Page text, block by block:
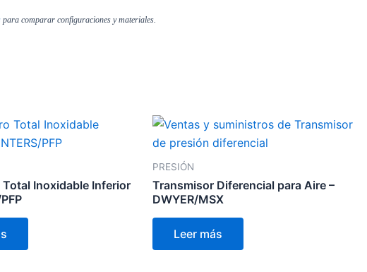
para comparar configuraciones y materiales.
Inoxidable Inferior
PRESIÓN
Transmisor Diferencial para Aire –
DWYER/MSX
Leer más